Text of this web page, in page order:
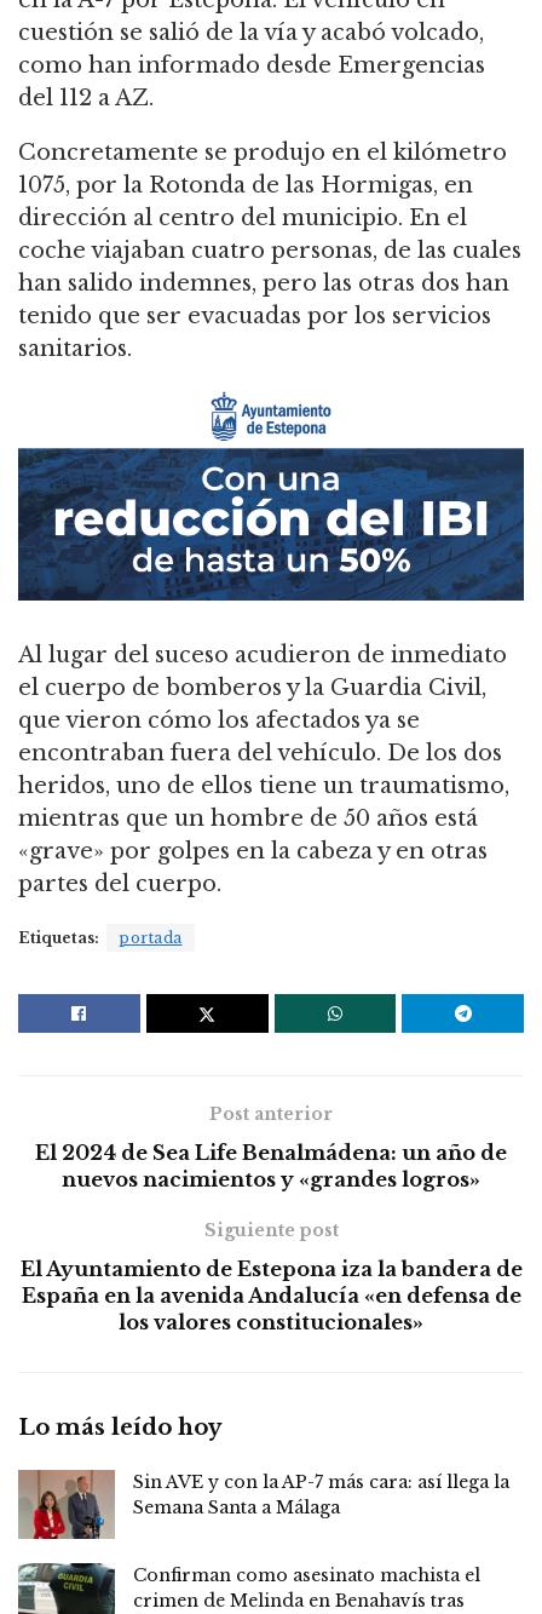
cuestión se salió de la vía y acabó volcado,
como han informado desde Emergencias
del 112 a AZ.
Concretamente se produjo en el kilómetro
1075, por la Rotonda de las Hormigas, en
dirección al centro del municipio. En el
coche viajaban cuatro personas, de las cuales
han salido indemnes, pero las otras dos han
tenido que ser evacuadas por los servicios
sanitarios.
Al lugar del suceso acudieron de inmediato
el cuerpo de bomberos y la Guardia Civil,
que vieron cómo los afectados ya se
encontraban fuera del vehículo. De los dos
heridos, uno de ellos tiene un traumatismo,
mientras que un hombre de 50 años está
«grave» por golpes en la cabeza y en otras
partes del cuerpo.
Etiquetas: portada
Post anterior
El 2024 de Sea Life Benalmádena: un año de
nuevos nacimientos y «grandes logros»
Siguiente post
El Ayuntamiento de Estepona iza la bandera de
España en la avenida Andalucía «en defensa de
los valores constitucionales»
Lo más leído hoy
Sin AVE y con la AP-7 más cara: así llega la
Semana Santa a Málaga
Confirman como asesinato machista el
crimen de Melinda en Benahavís tras